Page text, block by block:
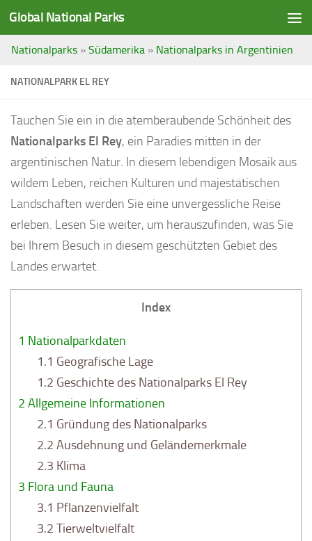
Saltar al contenido
Global National Parks
Nationalparks » Südamerika » Nationalparks in Argentinien
NATIONALPARK EL REY
Tauchen Sie ein in die atemberaubende Schönheit des
Nationalparks El Rey, ein Paradies mitten in der
argentinischen Natur. In diesem lebendigen Mosaik aus
wildem Leben, reichen Kulturen und majestätischen
Landschaften werden Sie eine unvergessliche Reise
erleben. Lesen Sie weiter, um herauszufinden, was Sie
bei Ihrem Besuch in diesem geschützten Gebiet des
Landes erwartet.
Index
1 Nationalparkdaten
1.1 Geografische Lage
1.2 Geschichte des Nationalparks El Rey
2 Allgemeine Informationen
2.1 Gründung des Nationalparks
2.2 Ausdehnung und Geländemerkmale
2.3 Klima
3 Flora und Fauna
3.1 Pflanzenvielfalt
3.2 Tierweltvielfalt